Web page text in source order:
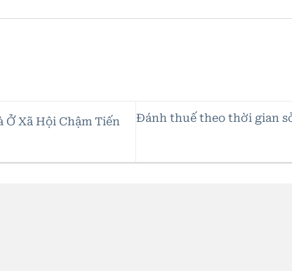
Ở Xã Hội Chậm Tiến
Đánh thuế theo thời gian